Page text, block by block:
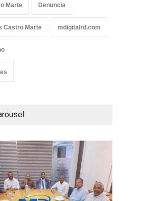
Marte Denuncia
Castro Marte mdigitalrd.com